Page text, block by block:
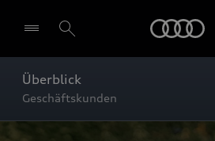
Überblick
Geschäftskunden